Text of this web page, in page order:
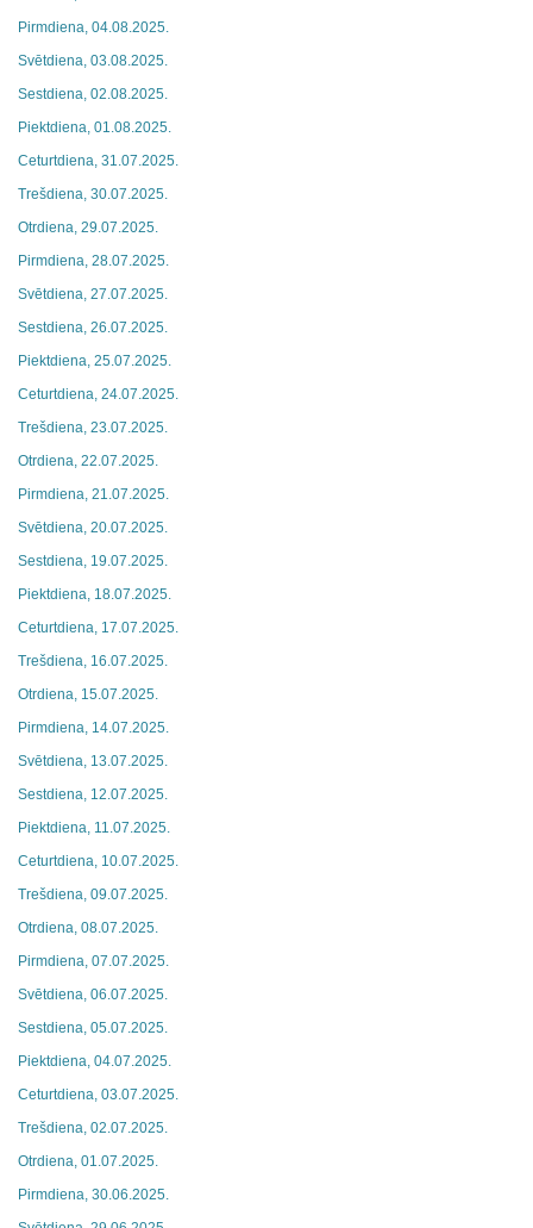
Pirmdiena, 04.08.2025.
Svētdiena, 03.08.2025.
Sestdiena, 02.08.2025.
Piektdiena, 01.08.2025.
Ceturtdiena, 31.07.2025.
Trešdiena, 30.07.2025.
Otrdiena, 29.07.2025.
Pirmdiena, 28.07.2025.
Svētdiena, 27.07.2025.
Sestdiena, 26.07.2025.
Piektdiena, 25.07.2025.
Ceturtdiena, 24.07.2025.
Trešdiena, 23.07.2025.
Otrdiena, 22.07.2025.
Pirmdiena, 21.07.2025.
Svētdiena, 20.07.2025.
Sestdiena, 19.07.2025.
Piektdiena, 18.07.2025.
Ceturtdiena, 17.07.2025.
Trešdiena, 16.07.2025.
Otrdiena, 15.07.2025.
Pirmdiena, 14.07.2025.
Svētdiena, 13.07.2025.
Sestdiena, 12.07.2025.
Piektdiena, 11.07.2025.
Ceturtdiena, 10.07.2025.
Trešdiena, 09.07.2025.
Otrdiena, 08.07.2025.
Pirmdiena, 07.07.2025.
Svētdiena, 06.07.2025.
Sestdiena, 05.07.2025.
Piektdiena, 04.07.2025.
Ceturtdiena, 03.07.2025.
Trešdiena, 02.07.2025.
Otrdiena, 01.07.2025.
Pirmdiena, 30.06.2025.